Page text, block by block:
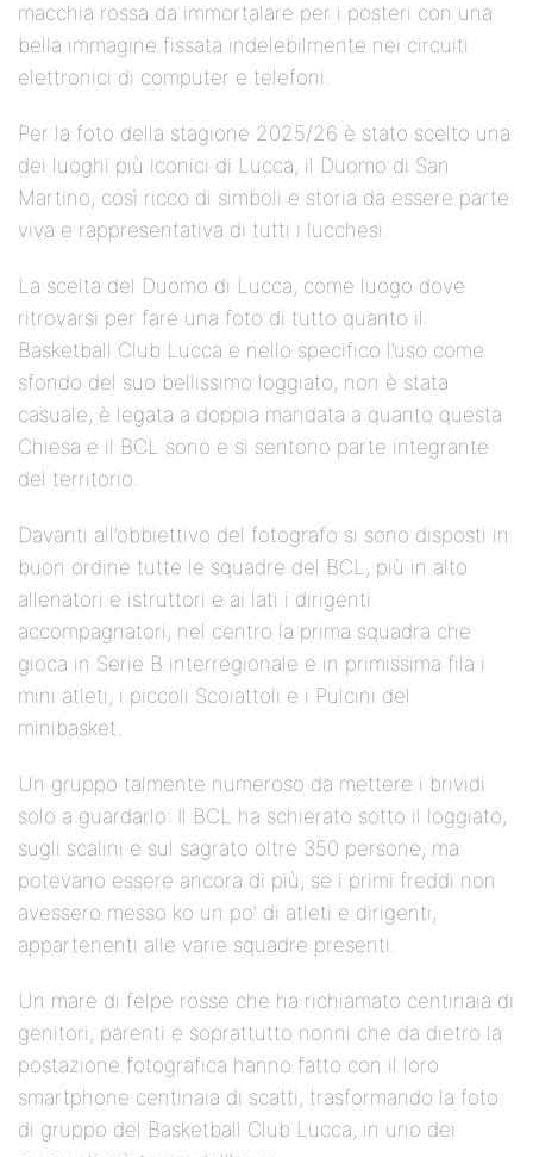
macchia rossa da immortalare per i posteri con una
bella immagine fissata indelebilmente nei circuiti
elettronici di computer e telefoni.
Per la foto della stagione 2025/26 è stato scelto una
dei luoghi più iconici di Lucca, il Duomo di San
Martino, così ricco di simboli e storia da essere parte
viva e rappresentativa di tutti i lucchesi.
La scelta del Duomo di Lucca, come luogo dove
ritrovarsi per fare una foto di tutto quanto il
Basketball Club Lucca e nello specifico l’uso come
sfondo del suo bellissimo loggiato, non è stata
casuale, è legata a doppia mandata a quanto questa
Chiesa e il BCL sono e si sentono parte integrante
del territorio.
Davanti all’obbiettivo del fotografo si sono disposti in
buon ordine tutte le squadre del BCL, più in alto
allenatori e istruttori e ai lati i dirigenti
accompagnatori, nel centro la prima squadra che
gioca in Serie B interregionale e in primissima fila i
mini atleti, i piccoli Scoiattoli e i Pulcini del
minibasket.
Un gruppo talmente numeroso da mettere i brividi
solo a guardarlo: Il BCL ha schierato sotto il loggiato,
sugli scalini e sul sagrato oltre 350 persone, ma
potevano essere ancora di più, se i primi freddi non
avessero messo ko un po' di atleti e dirigenti,
appartenenti alle varie squadre presenti.
Un mare di felpe rosse che ha richiamato centinaia di
genitori, parenti e soprattutto nonni che da dietro la
postazione fotografica hanno fatto con il loro
smartphone centinaia di scatti, trasformando la foto
di gruppo del Basketball Club Lucca, in uno dei